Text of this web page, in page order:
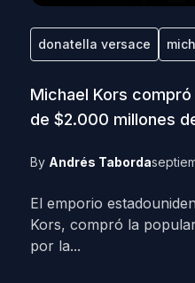
donatella versace
Michael Kors
de $2.000 millones
By Andrés Taborda
El emporio
Kors, compró la
por la...